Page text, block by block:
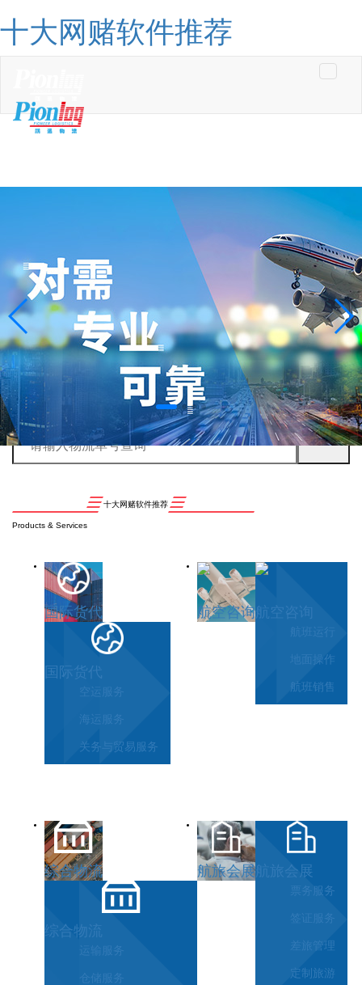
十大网赌软件推荐
十大网赌软件推荐
Products & Services
国际货代
国际货代
空运服务
海运服务
关务与贸易服务
航空咨询航空咨询
航班运行
地面操作
航班销售
综合物流
综合物流
运输服务
仓储服务
航旅会展航旅会展
票务服务
签证服务
差旅管理
定制旅游